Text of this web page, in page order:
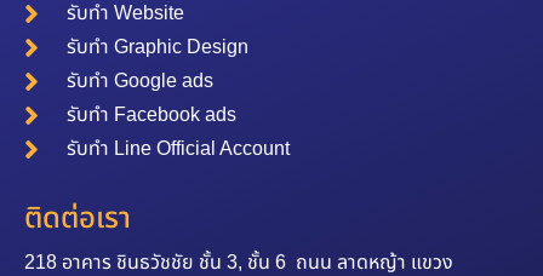
รับทำ Website
รับทำ Graphic Design
รับทำ Google ads
รับทำ Facebook ads
รับทำ Line Official Account
ติดต่อเรา
218 อาคาร ชินธวัชชัย ชั้น 3, ชั้น 6 ถนน ลาดหญ้า แขวง